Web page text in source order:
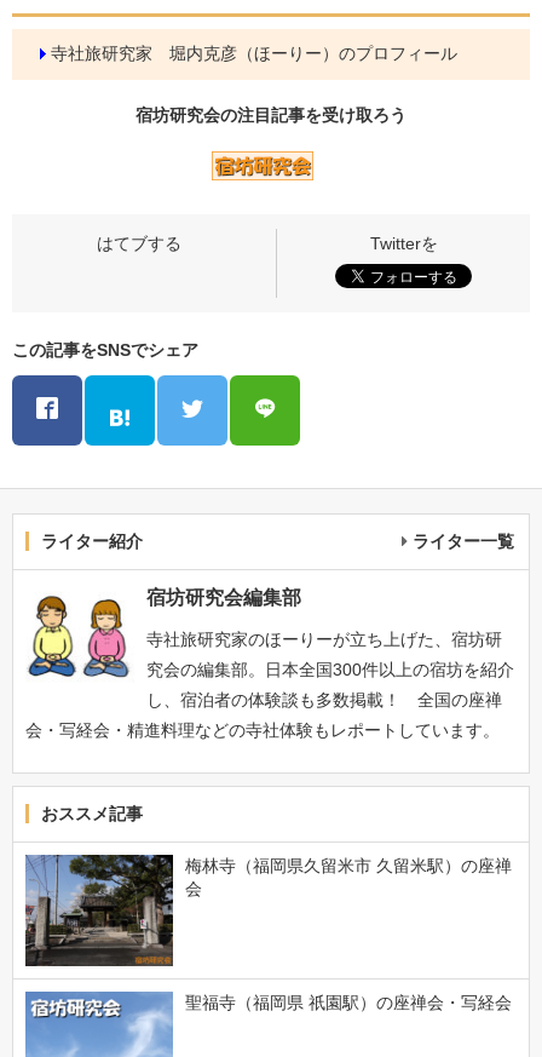
寺社旅研究家 堀内克彦（ほーりー）のプロフィール
宿坊研究会の注目記事を受け取ろう
この記事をSNSでシェア
ライター紹介 ライター一覧
宿坊研究会編集部
寺社旅研究家のほーりーが立ち上げた、宿坊研
究会の編集部。日本全国300件以上の宿坊を紹介
し、宿泊者の体験談も多数掲載！ 全国の座禅
会・写経会・精進料理などの寺社体験もレポートしています。
おススメ記事
梅林寺（福岡県久留米市 久留米駅）の座禅
会
聖福寺（福岡県 祇園駅）の座禅会・写経会